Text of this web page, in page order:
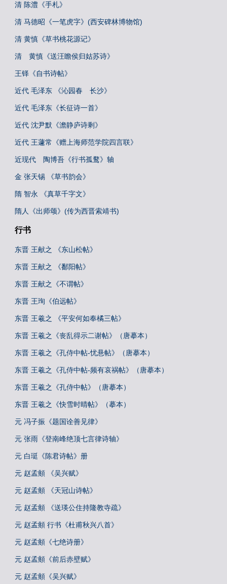
清 陈澧《手札》
清 马德昭《一笔虎字》(西安碑林博物馆)
清 黄慎《草书桃花源记》
清 黄慎《送汪瞻侯归姑苏诗》
王铎《自书诗帖》
近代 毛泽东 《沁园春 长沙》
近代 毛泽东《长征诗一首》
近代 沈尹默《澹静庐诗剩》
近代 王蘧常《赠上海师范学院四言联》
近现代 陶博吾《行书孤鹜》轴
金 张天锡 《草书韵会》
隋 智永 《真草千字文》
隋人《出师颂》(传为西晋索靖书)
行书
东晋 王献之 《东山松帖》
东晋 王献之 《鄱阳帖》
东晋 王献之《不谓帖》
东晋 王珣《伯远帖》
东晋 王羲之 《平安何如奉橘三帖》
东晋 王羲之《丧乱得示二谢帖》（唐摹本）
东晋 王羲之《孔侍中帖-忧悬帖》（唐摹本）
东晋 王羲之《孔侍中帖-频有哀祸帖》（唐摹本）
东晋 王羲之《孔侍中帖》（唐摹本）
东晋 王羲之《快雪时晴帖》（摹本）
元 冯子振《题国诠善见律》
元 张雨《登南峰绝顶七言律诗轴》
元 白珽《陈君诗帖》册
元 赵孟頫 《吴兴赋》
元 赵孟頫 《天冠山诗帖》
元 赵孟頫 《送瑛公住持隆教寺疏》
元 赵孟頫 行书《杜甫秋兴八首》
元 赵孟頫《七绝诗册》
元 赵孟頫《前后赤壁赋》
元 赵孟頫《吴兴赋》